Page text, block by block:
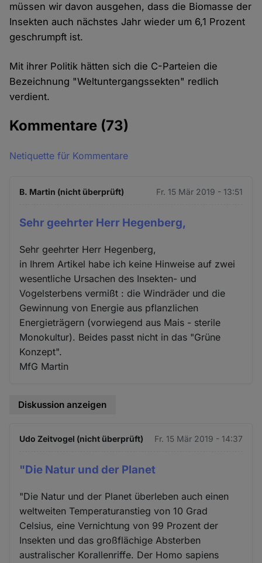
müssen wir davon ausgehen, dass die Biomasse der
Insekten auch nächstes Jahr wieder um 6,1 Prozent
geschrumpft ist.
Mit ihrer Politik hätten sich die C-Parteien die
Bezeichnung "Weltuntergangssekten" redlich
verdient.
Kommentare (73)
Netiquette für Kommentare
B. Martin (nicht überprüft) Fr. 15 Mär 2019 - 13:51
Sehr geehrter Herr Hegenberg,
Sehr geehrter Herr Hegenberg,
in Ihrem Artikel habe ich keine Hinweise auf zwei
wesentliche Ursachen des Insekten- und
Vogelsterbens vermißt : die Windräder und die
Gewinnung von Energie aus pflanzlichen
Energieträgern (vorwiegend aus Mais - sterile
Monokultur). Beides passt nicht in das "Grüne
Konzept".
MfG Martin
Diskussion anzeigen
Udo Zeitvogel (nicht überprüft) Fr. 15 Mär 2019 - 14:37
"Die Natur und der Planet
"Die Natur und der Planet überleben auch einen
weltweiten Temperaturanstieg von 10 Grad
Celsius, eine Vernichtung von 99 Prozent der
Insekten und das großflächige Absterben
australischer Korallenriffe. Der Homo sapiens